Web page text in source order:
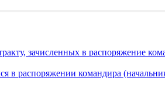
зачисленных в распоряжение
распоряжении командира